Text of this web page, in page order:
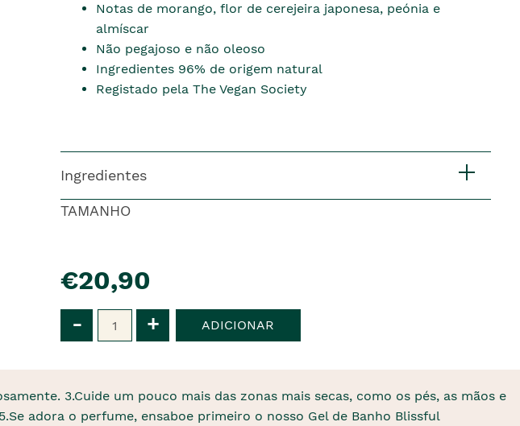
Notas de morango, flor de cerejeira japonesa, peónia e
almíscar
Não pegajoso e não oleoso
Ingredientes 96% de origem natural
Registado pela The Vegan Society
Ingredientes
TAMANHO
€20,90
- + ADICIONAR
3.Cuide um pouco mais das zonas mais secas, como os pés, as mãos e
adora o perfume, ensaboe primeiro o nosso Gel de Banho Blissful